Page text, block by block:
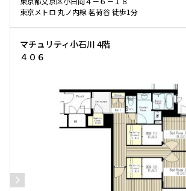
東京メトロ 丸ノ内線 茗荷谷 徒歩1分
マチュリティ小石川 4階
４０６